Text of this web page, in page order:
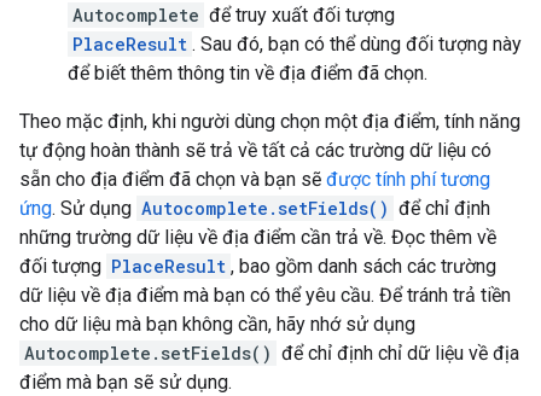
Autocomplete để truy xuất đối tượng
PlaceResult . Sau đó, bạn có thể dùng đối tượng này
để biết thêm thông tin về địa điểm đã chọn.
Theo mặc định, khi người dùng chọn một địa điểm, tính năng
tự động hoàn thành sẽ trả về tất cả các trường dữ liệu có
sẵn cho địa điểm đã chọn và bạn sẽ được tính phí tương
ứng. Sử dụng Autocomplete.setFields() để chỉ định
những trường dữ liệu về địa điểm cần trả về. Đọc thêm về
đối tượng PlaceResult , bao gồm danh sách các trường
dữ liệu về địa điểm mà bạn có thể yêu cầu. Để tránh trả tiền
cho dữ liệu mà bạn không cần, hãy nhớ sử dụng
Autocomplete.setFields() để chỉ định chỉ dữ liệu về địa
điểm mà bạn sẽ sử dụng.